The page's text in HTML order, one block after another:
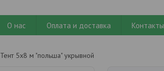
О нас Оплата и доставка Контакты
Тент 5х8 м "польша" укрывной